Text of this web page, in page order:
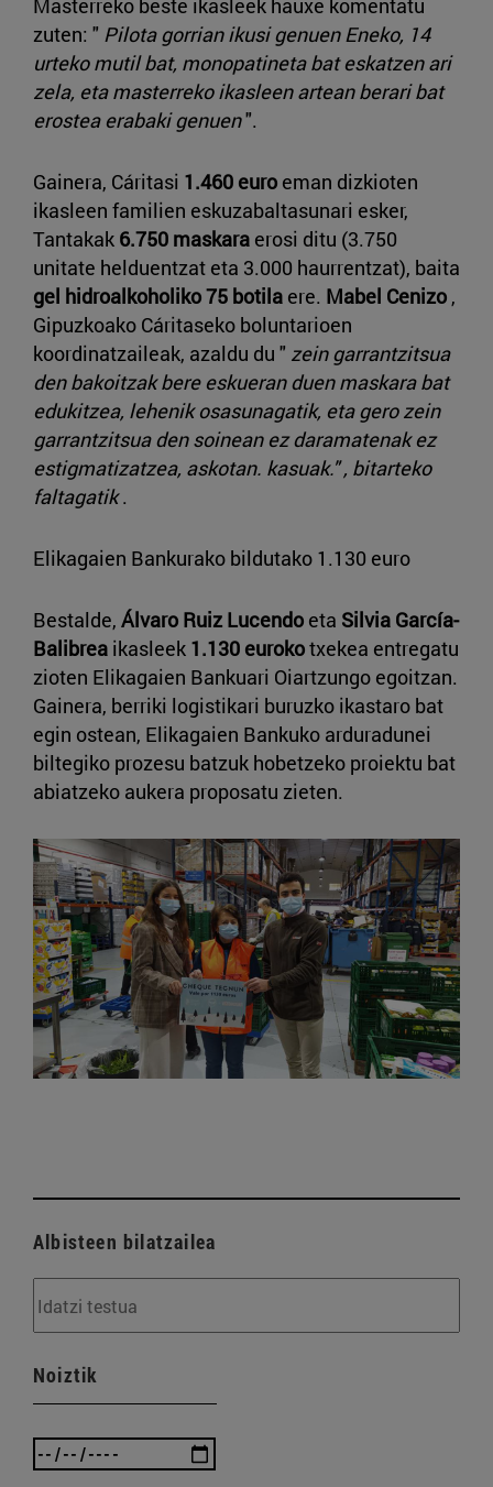
Masterreko beste ikasleek hauxe komentatu
zuten: " Pilota gorrian ikusi genuen Eneko, 14
urteko mutil bat, monopatineta bat eskatzen ari
zela, eta masterreko ikasleen artean berari bat
erostea erabaki genuen".
Gainera, Cáritasi 1.460 euro eman dizkioten
ikasleen familien eskuzabaltasunari esker,
Tantakak 6.750 maskara erosi ditu (3.750
unitate helduentzat eta 3.000 haurrentzat), baita
gel hidroalkoholiko 75 botila ere. Mabel Cenizo ,
Gipuzkoako Cáritaseko boluntarioen
koordinatzaileak, azaldu du " zein garrantzitsua
den bakoitzak bere eskueran duen maskara bat
edukitzea, lehenik osasunagatik, eta gero zein
garrantzitsua den soinean ez daramatenak ez
estigmatizatzea, askotan. kasuak." , bitarteko
faltagatik.
Elikagaien Bankurako bildutako 1.130 euro
Bestalde, Álvaro Ruiz Lucendo eta Silvia García-
Balibrea ikasleek 1.130 eurokotxekea entregatu
zioten Elikagaien Bankuari Oiartzungo egoitzan.
Gainera, berriki logistikari buruzko ikastaro bat
egin ostean, Elikagaien Bankuko arduradunei
biltegiko prozesu batzuk hobetzeko proiektu bat
abiatzeko aukera proposatu zieten.
Albisteen bilatzailea
Noiztik